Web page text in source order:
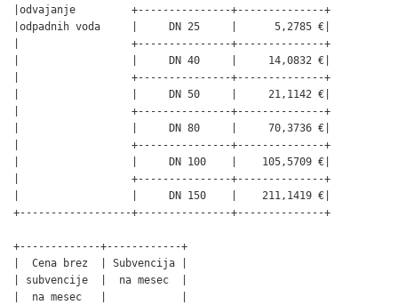
|odvajanje         +---------------+--------------+
|odpadnih voda     |     DN 25     |      5,2785 €|
|                  +---------------+--------------+
|                  |     DN 40     |     14,0832 €|
|                  +---------------+--------------+
|                  |     DN 50     |     21,1142 €|
|                  +---------------+--------------+
|                  |     DN 80     |     70,3736 €|
|                  +---------------+--------------+
|                  |     DN 100    |    105,5709 €|
|                  +---------------+--------------+
|                  |     DN 150    |    211,1419 €|
+------------------+---------------+--------------+
+-------------+------------+
|  Cena brez  | Subvencija |
| subvencije  |  na mesec  |
|  na mesec   |            |